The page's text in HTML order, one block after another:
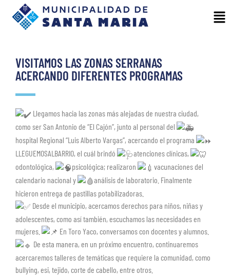
VISITAMOS LAS ZONAS SERRANAS
ACERCANDO DIFERENTES PROGRAMAS
Llegamos hacia las zonas más alejadas de nuestra ciudad,
como ser San Antonio de “El Cajón”, junto al personal del
hospital Regional “Luis Alberto Vargas”, acercando el programa
LLEGUEMOSALBARRIO, el cuál brindó
atenciones clínicas,
odontológica,
psicológica; realizaron
vacunaciones del
calendario nacional y
análisis de laboratorio. Finalmente
hicieron entrega de pastillas potabilizadoras.
Desde el municipio, acercamos derechos para niños, niñas y
adolescentes, como así también, escuchamos las necesidades en
mujeres.
En Toro Yaco, conversamos con docentes y alumnos.
De esta manera, en un próximo encuentro, continuaremos
acercaremos talleres de temáticas que requiere la comunidad, como
bullying, esi, tejido, corte de cabello, entre otros.